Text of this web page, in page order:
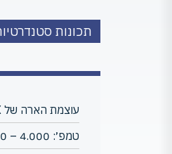
תכונות
עוצמת הארה של 105K LUX
טמפ׳: 4.000 – 4.500 K